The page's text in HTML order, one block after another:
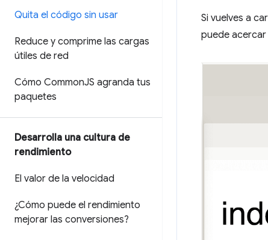
Quita el código sin usar
Reduce y comprime las cargas
útiles de red
Cómo CommonJS agranda tus
paquetes
Desarrolla una cultura de
rendimiento
El valor de la velocidad
¿Cómo puede el rendimiento
mejorar las conversiones?
Si vuelves a
puede